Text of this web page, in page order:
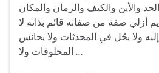
والأين والكيف والزمان والمكان
أزلي صفة من صفاته قائم بذاته لا
ولا يحُل في المحدثات ولا يجانس
المخلوقات ولا …